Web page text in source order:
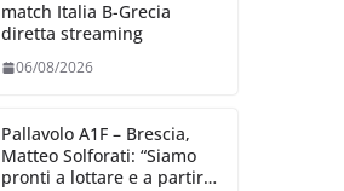
match Italia B-Grecia
diretta streaming
06/08/2026
Pallavolo A1F – Brescia,
Matteo Solforati: “Siamo
pronti a lottare e a partire